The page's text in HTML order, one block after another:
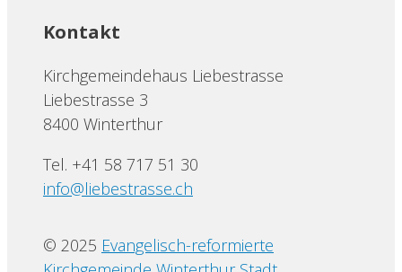
Kontakt
Kirchgemeindehaus Liebestrasse
Liebestrasse 3
8400 Winterthur
Tel. +41 58 717 51 30
info@liebestrasse.ch
© 2025 Evangelisch-reformierte